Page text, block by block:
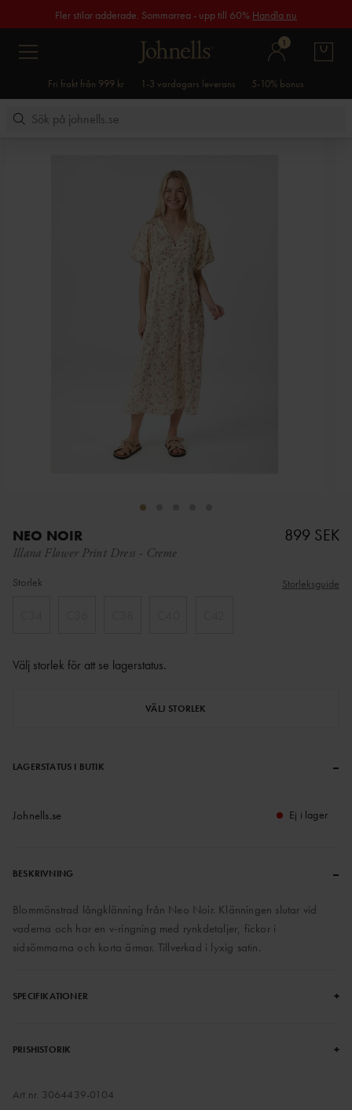
Fler stilar adderade. Sommarrea - upp till 60% Handla nu
1
Fri frakt från 999 kr 1-3 vardagars leverans 5-10% bonus
NEO NOIR
Illana Flower Print Dress - Creme
899 SEK
Storlek Storleksguide
Välj storlek för att se lagerstatus.
VÄLJ STORLEK
LAGERSTATUS I BUTIK –
Johnells.se Ej i lager
BESKRIVNING –
Blommönstrad långklänning från Neo Noir. Klänningen slutar vid
vaderna och har en v-ringning med rynkdetaljer, fickor i
sidsömmarna och korta ärmar. Tillverkad i lyxig satin.
SPECIFIKATIONER +
PRISHISTORIK +
Art.nr. 3064439-0104